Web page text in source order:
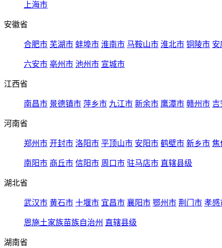
上海市
安徽省
合肥市 芜湖市 蚌埠市 淮南市 马鞍山市 淮北市 铜陵市 安
六安市 亳州市 池州市 宣城市
江西省
南昌市 景德镇市 萍乡市 九江市 新余市 鹰潭市 赣州市 吉
河南省
郑州市 开封市 洛阳市 平顶山市 安阳市 鹤壁市 新乡市 焦
南阳市 商丘市 信阳市 周口市 驻马店市 直辖县级
湖北省
武汉市 黄石市 十堰市 宜昌市 襄阳市 鄂州市 荆门市 孝感
恩施土家族苗族自治州 直辖县级
湖南省